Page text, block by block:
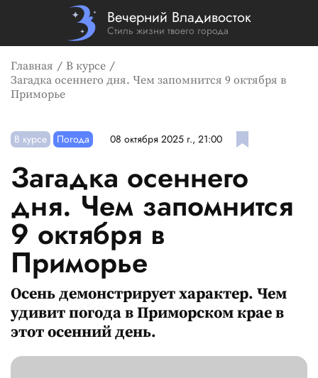
Вечерний Владивосток
Стиль жизни твоего города
Главная
В курсе
Загадка осеннего дня. Чем запомнится 9 октября в
Приморье
В курсе Погода 08 октября 2025 г., 21:00
Загадка осеннего
дня. Чем запомнится
9 октября в
Приморье
Осень демонстрирует характер. Чем
удивит погода в Приморском крае в
этот осенний день.